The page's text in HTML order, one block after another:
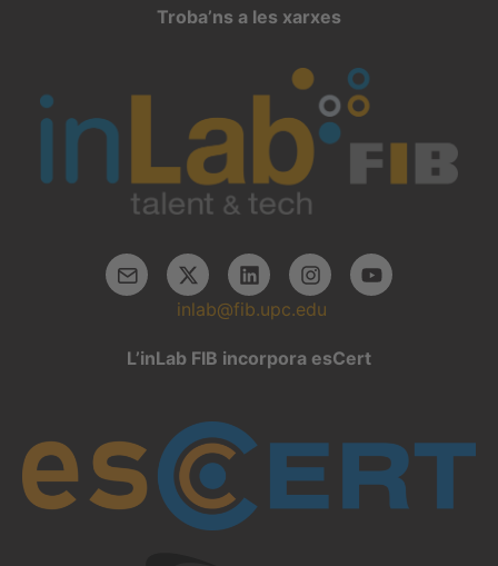
Troba’ns a les xarxes
inlab@fib.upc.edu
L’inLab FIB incorpora esCert